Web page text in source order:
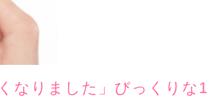
なりました」びっくりな1